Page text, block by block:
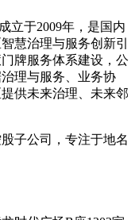
立于2009年，是国内
慧治理与服务创新引
牌服务体系建设，公
理与服务、业务协
供未来治理、未来邻
子公司，专注于地名